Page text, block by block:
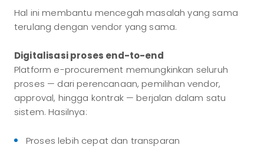
Hal ini membantu mencegah masalah yang sama
terulang dengan vendor yang sama.
Digitalisasi proses end-to-end
Platform e-procurement memungkinkan seluruh
proses — dari perencanaan, pemilihan vendor,
approval, hingga kontrak — berjalan dalam satu
sistem. Hasilnya:
Proses lebih cepat dan transparan